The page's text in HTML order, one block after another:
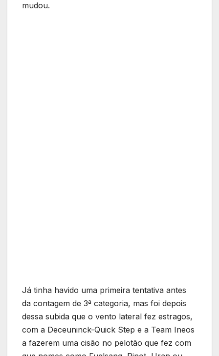
mudou.
Já tinha havido uma primeira tentativa antes
da contagem de 3ª categoria, mas foi depois
dessa subida que o vento lateral fez estragos,
com a Deceuninck-Quick Step e a Team Ineos
a fazerem uma cisão no pelotão que fez com